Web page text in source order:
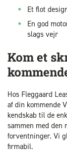
Et flot
En god
slags vejr
Kom et
Hos Fleggaard
af din kommende
kendskab til de
sammen med den
forventninger. Vi
firmabil.